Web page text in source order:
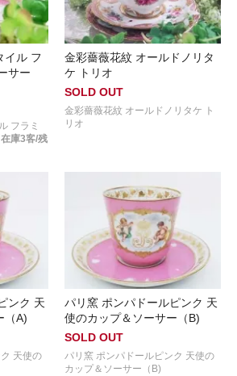
イル フ
サー
フラミ
在庫3客/残
金彩薔薇花紋 オールドノリタ
ケ トリオ
SOLD OUT
金彩薔薇花紋 オールドノリタケ ト
リオ
ンク 天
（A)
天使の
パリ窯 ポンパドールピンク 天
使のカップ＆ソーサー（B)
SOLD OUT
パリ窯 ポンパドールピンク 天使の
カップ＆ソーサー（B)